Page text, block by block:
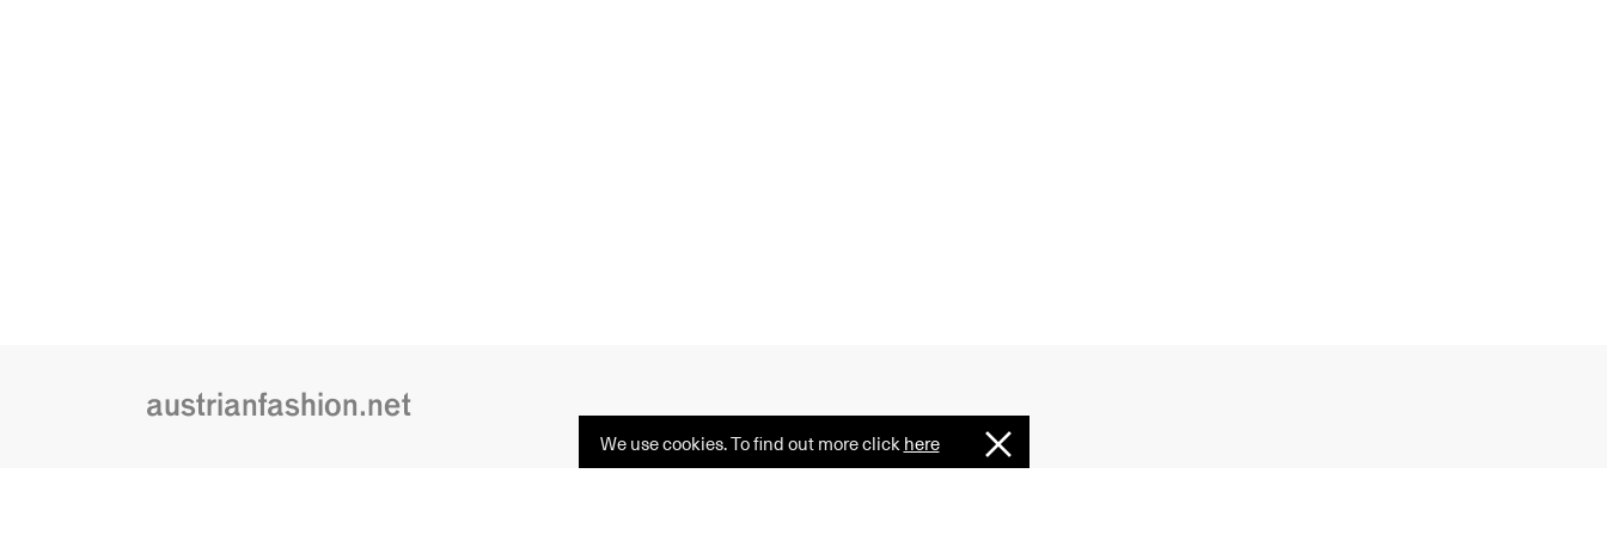
We use cookies. To find out more click
I
Understand
here
austrianfashion.net
Embracing curiosity, critical thinking, creativity, and diversity